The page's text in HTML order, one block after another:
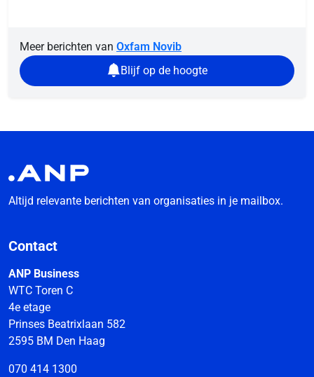
Meer berichten van Oxfam Novib
Blijf op de hoogte
Altijd relevante berichten van organisaties in je mailbox.
Contact
ANP Business
WTC Toren C
4e etage
Prinses Beatrixlaan 582
2595 BM Den Haag
070 414 1300